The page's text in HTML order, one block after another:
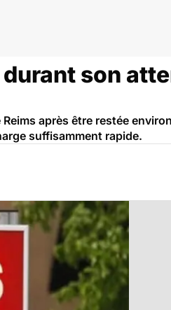
son
après être restée
suffisamment rapide.